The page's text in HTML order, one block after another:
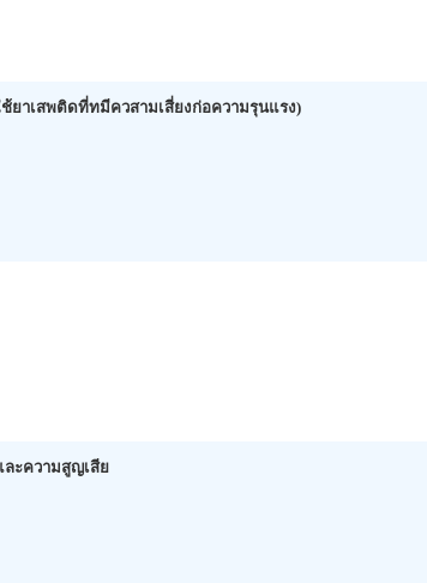
าเสพติดที่ทมีควสามเสี่ยงก่อความรุนแรง)
ละความสูญเสีย